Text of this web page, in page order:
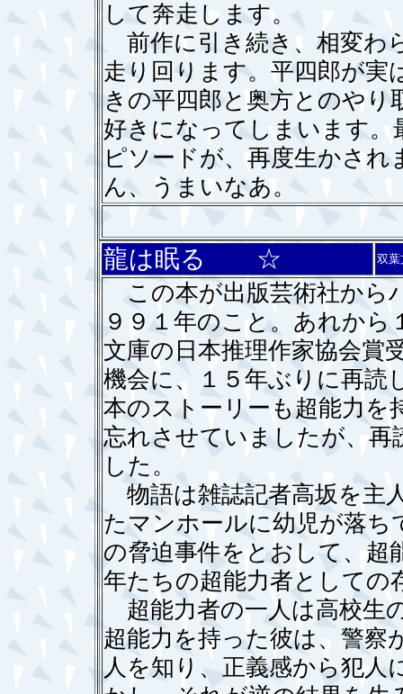
して奔走します。
前作に引き続き、相変わ
走り回ります。平四郎が実
きの平四郎と奥方とのや
好きになってしまいます。
ピソードが、再度生かさ
ん、うまいなあ。
龍は眠る ☆ 双葉
この本が出版芸術社から
９９１年のこと。あれから
文庫の日本推理作家協会賞
機会に、１５年ぶりに再読
本のストーリーも超能力を
忘れさせていましたが、
した。
物語は雑誌記者高坂を主
たマンホールに幼児が落ち
の脅迫事件をとおして、超
年たちの超能力者としての
超能力者の一人は高校生
超能力を持った彼は、警察
人を知り、正義感から犯